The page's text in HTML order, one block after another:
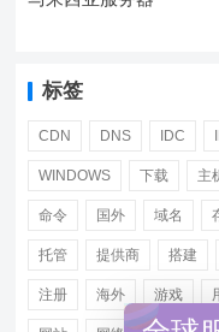
标签
CDN DNS IDC
WINDOWS 下载 主
命令 国外 域名
托管 提供商 搭建
注册 海外 游戏